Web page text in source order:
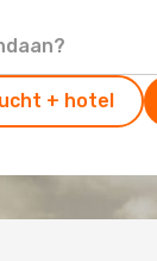
+ hotel